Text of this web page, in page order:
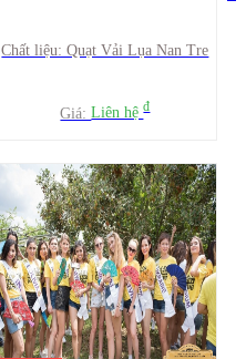
Chất liệu: Quạt Vải Lụa Nan Tre
Giá:Liên hệđ